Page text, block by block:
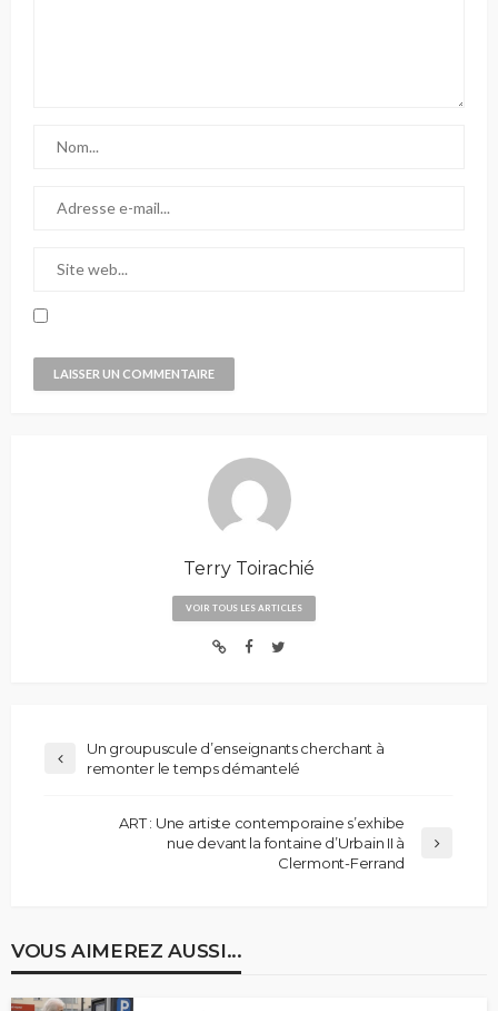
Terry Toirachié
VOIR TOUS LES ARTICLES
Un groupuscule d’enseignants cherchant à
remonter le temps démantelé
ART : Une artiste contemporaine s’exhibe
nue devant la fontaine d’Urbain II à
Clermont-Ferrand
VOUS AIMEREZ AUSSI...